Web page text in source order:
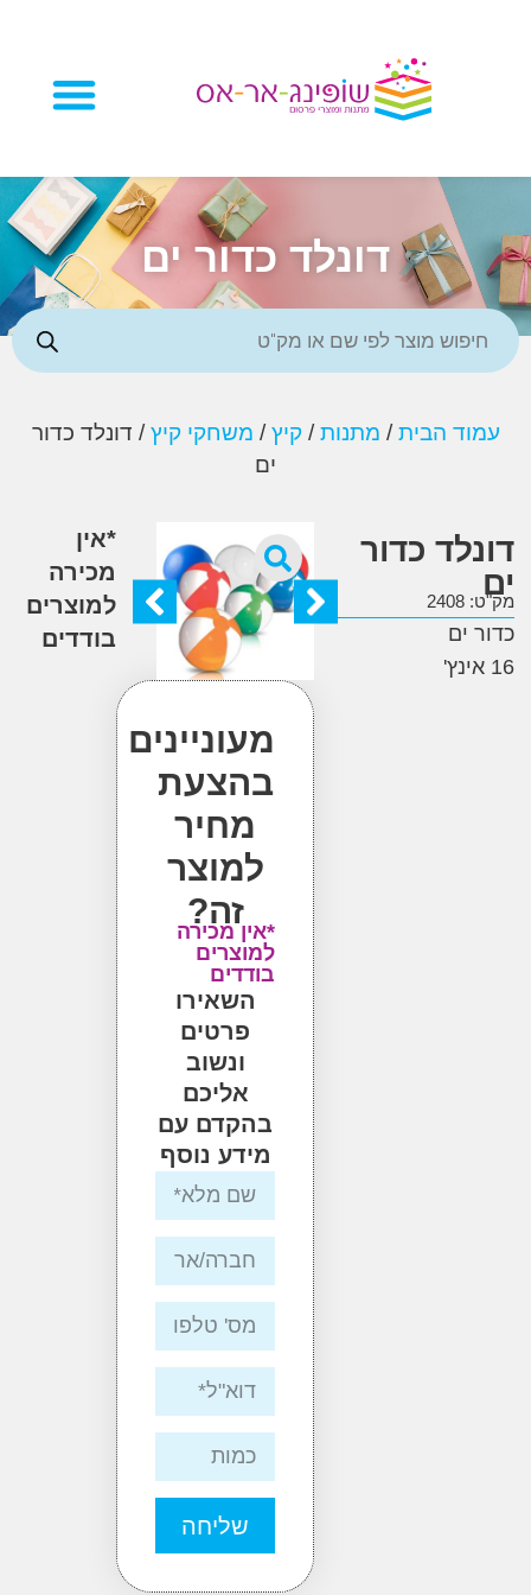
דונלד כדור ים
הבית/מתנות /קיץ/משחקי קיץ/ דונלד כדור
כדור
מעוניינים
בהצעת
מחיר
למוצר
*אין מכירה
למוצרים
בודדים
השאירו
פרטים
אליכם
בהקדם עם
מידע נוסף
שליחה
מכירה
למוצרים
בודדים